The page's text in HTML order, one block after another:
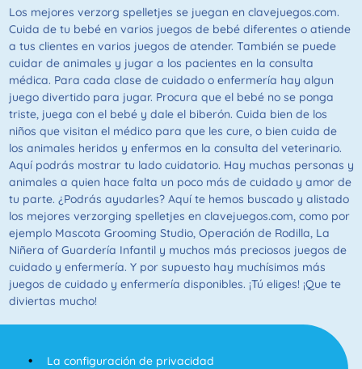
Los mejores verzorg spelletjes se juegan en clavejuegos.com.
Cuida de tu bebé en varios juegos de bebé diferentes o atiende
a tus clientes en varios juegos de atender. También se puede
cuidar de animales y jugar a los pacientes en la consulta
médica. Para cada clase de cuidado o enfermería hay algun
juego divertido para jugar. Procura que el bebé no se ponga
triste, juega con el bebé y dale el biberón. Cuida bien de los
niños que visitan el médico para que les cure, o bien cuida de
los animales heridos y enfermos en la consulta del veterinario.
Aquí podrás mostrar tu lado cuidatorio. Hay muchas personas y
animales a quien hace falta un poco más de cuidado y amor de
tu parte. ¿Podrás ayudarles? Aquí te hemos buscado y alistado
los mejores verzorging spelletjes en clavejuegos.com, como por
ejemplo Mascota Grooming Studio, Operación de Rodilla, La
Niñera of Guardería Infantil y muchos más preciosos juegos de
cuidado y enfermería. Y por supuesto hay muchísimos más
juegos de cuidado y enfermería disponibles. ¡Tú eliges! ¡Que te
diviertas mucho!
La configuración de privacidad